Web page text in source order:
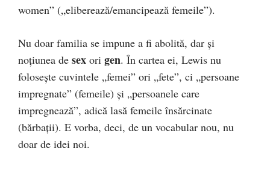
women” („eliberează/emancipează femeile”).
Nu doar familia se impune a fi abolită, dar şi
noţiunea de sex ori gen. În cartea ei, Lewis nu
foloseşte cuvintele „femei” ori „fete”, ci „persoane
impregnate” (femeile) şi „persoanele care
impregnează”, adică lasă femeile însărcinate
(bărbaţii). E vorba, deci, de un vocabular nou, nu
doar de idei noi.